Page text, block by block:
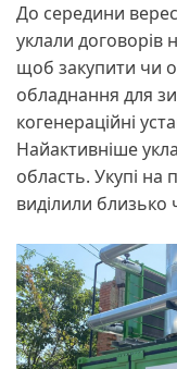
До середини
уклали договорів
щоб закупити чи
обладнання для
когенераційні
Найактивніше
область. Укупі на
виділили близько